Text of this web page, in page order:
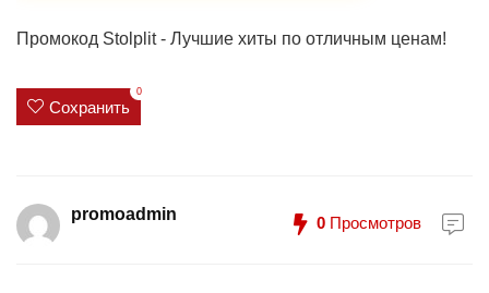
Промокод Stolplit - Лучшие хиты по отличным ценам!
Сохранить
0
promoadmin 0 Просмотров